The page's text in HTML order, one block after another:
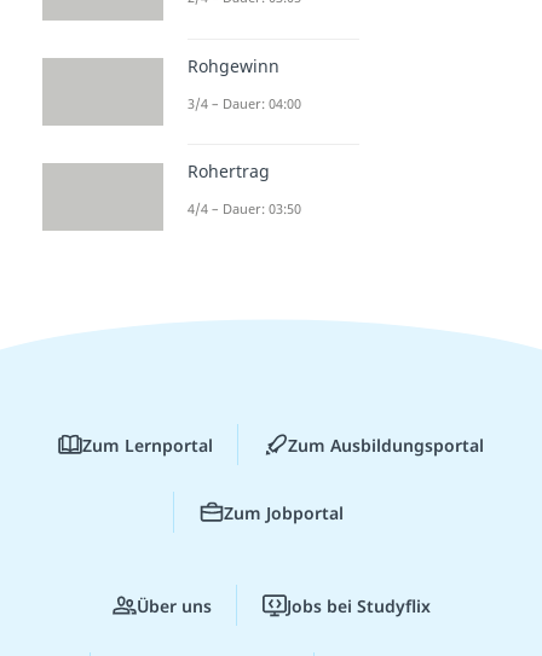
Rohgewinn
3/4 – Dauer: 04:00
Rohertrag
4/4 – Dauer: 03:50
Zum Lernportal Zum Ausbildungsportal
Zum Jobportal
Über uns Jobs bei Studyflix